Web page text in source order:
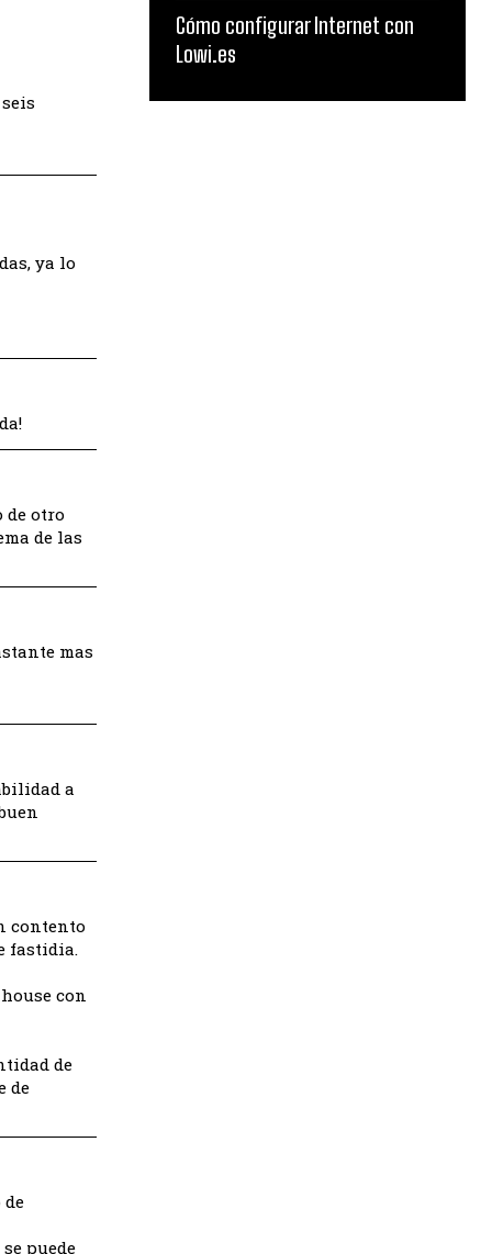
ya lo
de otro
de las
mas
a
contento
fastidia.
con
de
de
puede
Cómo configurar Internet con
Lowi.es